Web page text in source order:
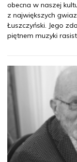
obecna w naszej
z największych
Łuszczyński. Jego
piętnem muzyki